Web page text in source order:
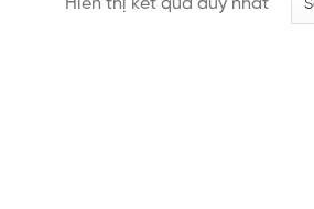
Hiển thị kết quả duy nhất